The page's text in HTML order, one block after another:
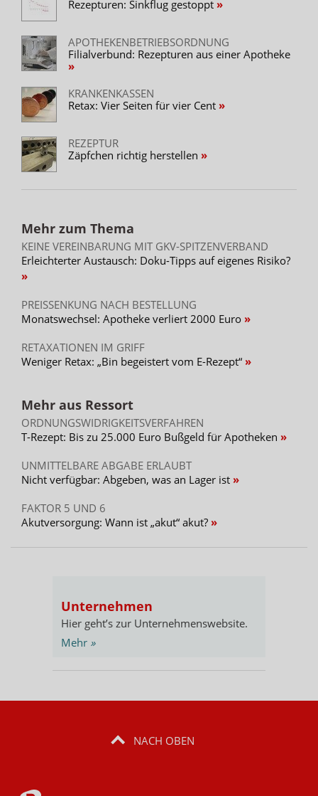
Rezepturen: Sinkflug gestoppt
APOTHEKENBETRIEBSORDNUNG
Filialverbund: Rezepturen aus einer Apotheke
KRANKENKASSEN
Retax: Vier Seiten für vier Cent
REZEPTUR
Zäpfchen richtig herstellen
Mehr zum Thema
KEINE VEREINBARUNG MIT GKV-SPITZENVERBAND
Erleichterter Austausch: Doku-Tipps auf eigenes Risiko?
PREISSENKUNG NACH BESTELLUNG
Monatswechsel: Apotheke verliert 2000 Euro
RETAXATIONEN IM GRIFF
Weniger Retax: „Bin begeistert vom E-Rezept“
Mehr aus Ressort
ORDNUNGSWIDRIGKEITSVERFAHREN
T-Rezept: Bis zu 25.000 Euro Bußgeld für Apotheken
UNMITTELBARE ABGABE ERLAUBT
Nicht verfügbar: Abgeben, was an Lager ist
FAKTOR 5 UND 6
Akutversorgung: Wann ist „akut“ akut?
Unternehmen
Hier geht’s zur Unternehmenswebsite.
Mehr »
NACH OBEN